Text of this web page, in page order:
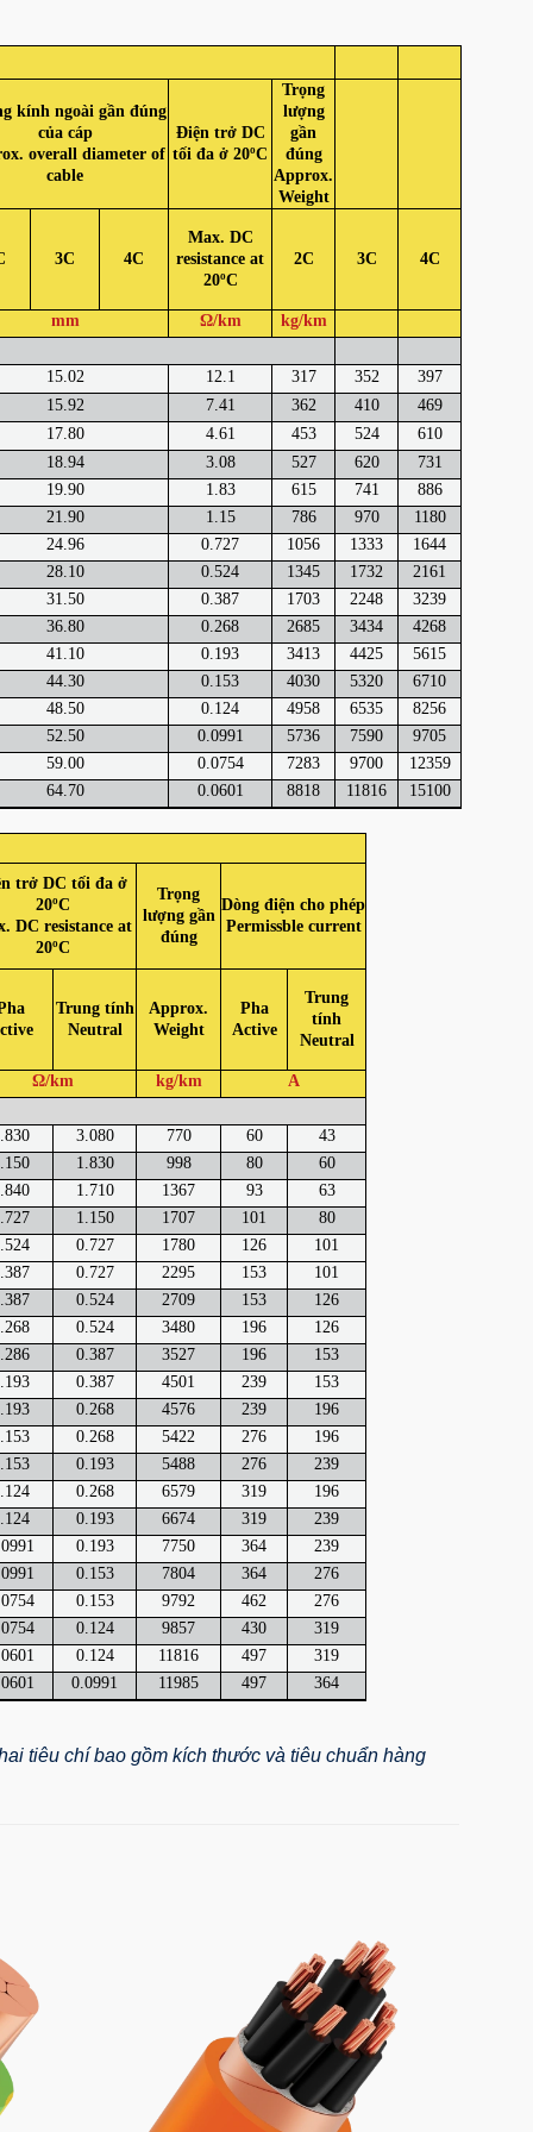
kính ngoài gần đúng
của cáp
overall diameter of
cable
Điện trở DC
tối đa ở 20ºC
Trọng
lượng
gần
đúng
Approx.
Weight
3C 4C
Max. DC
resistance at
20ºC
2C 3C 4C
mm Ω/km kg/km
15.02 12.1 317 352
397
15.92
7.41 362 410
469
17.80
4.61 453 524
610
18.94
3.08 527 620
731
19.90
1.83 615 741
886
21.90
1.15 786 970
1180
24.96
0.727 1056 1333
1644
28.10
0.524 1345 1732
2161
31.50
0.387 1703 2248
3239
36.80
0.268 2685 3434
4268
41.10
0.193 3413 4425
5615
44.30
0.153 4030 5320
6710
48.50
0.124 4958 6535
8256
52.50
0.0991 5736 7590
9705
59.00
0.0754 7283 9700
12359
64.70
0.0601 8818 11816 15100
trở DC tối đa ở
20ºC
DC resistance at
20ºC
Trọng
lượng gần
đúng
Dòng điện cho phép
Permissble current
Trung tính
Neutral
Approx.
Weight
Pha
Active
Trung
tính
Neutral
Ω/km kg/km A
3.080 770 60
43
1.830 998 80
60
1.710 1367 93
63
1.150 1707 101
80
0.727 1780 126
101
0.727 2295 153
101
0.524 2709 153
126
0.524 3480 196
126
0.387 3527 196
153
0.387 4501 239
153
0.268 4576 239
196
0.268 5422 276
196
0.193 5488 276
239
0.268 6579 319
196
0.193 6674 319
239
0.193 7750 364
239
0.153 7804 364
276
0.153 9792 462
276
0.124 9857 430
319
0.124 11816 497
319
0.0991 11985 497 364
tiêu chí bao gồm kích thước và tiêu chuẩn hàng